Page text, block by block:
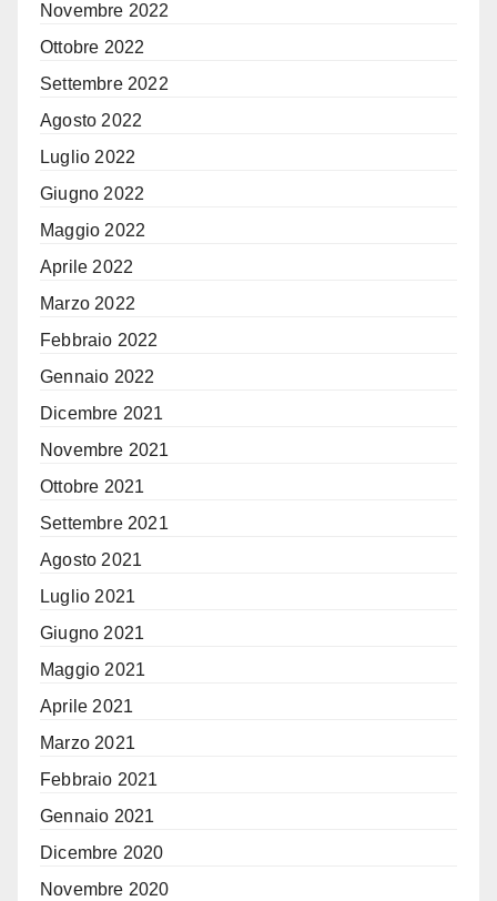
Novembre 2022
Ottobre 2022
Settembre 2022
Agosto 2022
Luglio 2022
Giugno 2022
Maggio 2022
Aprile 2022
Marzo 2022
Febbraio 2022
Gennaio 2022
Dicembre 2021
Novembre 2021
Ottobre 2021
Settembre 2021
Agosto 2021
Luglio 2021
Giugno 2021
Maggio 2021
Aprile 2021
Marzo 2021
Febbraio 2021
Gennaio 2021
Dicembre 2020
Novembre 2020